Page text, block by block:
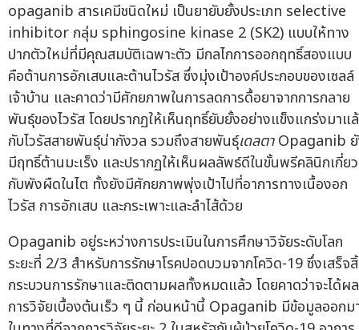
opaganib สารเคมีชนิดใหม่ เป็นยายับยั้งประเภท selective
inhibitor กลุ่ม sphingosine kinase 2 (SK2) แบบให้ทาง
ปากตัวใหม่ที่มีคุณสมบัติเฉพาะตัว มีกลไกการออกฤทธิ์สองแบบ
คือต้านการอักเสบและต้านไวรัส ซึ่งมุ่งเป้าองค์ประกอบของเซลล์
เจ้าบ้าน และคาดว่ามีศักยภาพในการลดการดื้อยาจากการกลาย
พันธุ์ของไวรัส โดยปรากฏให้เห็นฤทธิ์ยับยั้งอย่างแข็งแกร่งมาแ
กับไวรัสสายพันธุ์น่ากังวล รวมถึงสายพันธุ์เดลตาOpaganib
มีฤทธิ์ต้านมะเร็ง และปรากฏให้เห็นผลลัพธ์ดีในขั้นพรีคลินิกเกี่ยว
กับพังผืดในไต ทั้งยังมีศักยภาพพุ่งเป้าไปที่อาการทางเนื้องอก
ไวรัส การอักเสบ และกระเพาะและลำไส้ด้วย
Opaganib อยู่ระหว่างการประเมินในการศึกษาวิจัยระดับโลก
ระยะที่ 2/3 สำหรับการรักษาโรคปอดบวมจากโควิด-19 ซึ่งเสร็จ
กระบวนการรักษาและติดตามผลทั้งหมดแล้ว โดยคาดว่าจะได้ผล
การวิจัยเบื้องต้นเร็ว ๆ นี้ ก่อนหน้านี้ Opaganib มีข้อมูลออกม